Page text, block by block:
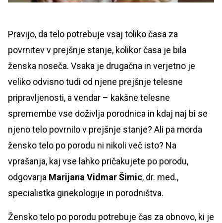
Pravijo, da telo potrebuje vsaj toliko časa za
povrnitev v prejšnje stanje, kolikor časa je bila
ženska noseča. Vsaka je drugačna in verjetno je
veliko odvisno tudi od njene prejšnje telesne
pripravljenosti, a vendar – kakšne telesne
spremembe vse doživlja porodnica in kdaj naj bi se
njeno telo povrnilo v prejšnje stanje? Ali pa morda
žensko telo po porodu ni nikoli več isto? Na
vprašanja, kaj vse lahko pričakujete po porodu,
odgovarja Marijana Vidmar Šimic, dr. med.,
specialistka ginekologije in porodništva.
Žensko telo po porodu potrebuje čas za obnovo, ki je